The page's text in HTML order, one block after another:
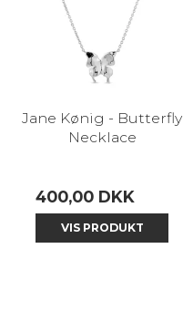
Jane Kønig - Butterfly
Necklace
400,00 DKK
VIS PRODUKT